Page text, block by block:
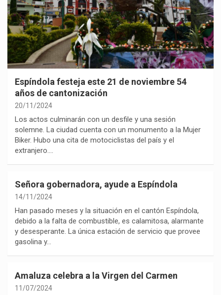
Espíndola festeja este 21 de noviembre 54
años de cantonización
20/11/2024
Los actos culminarán con un desfile y una sesión
solemne. La ciudad cuenta con un monumento a la Mujer
Biker. Hubo una cita de motociclistas del país y el
extranjero.…
Señora gobernadora, ayude a Espíndola
14/11/2024
Han pasado meses y la situación en el cantón Espíndola,
debido a la falta de combustible, es calamitosa, alarmante
y desesperante. La única estación de servicio que provee
gasolina y…
Amaluza celebra a la Virgen del Carmen
11/07/2024